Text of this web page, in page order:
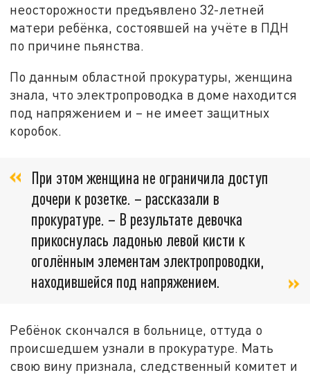
неосторожности предъявлено 32-летней
матери ребёнка, состоявшей на учёте в ПДН
по причине пьянства.
По данным областной прокуратуры, женщина
знала, что электропроводка в доме находится
под напряжением и – не имеет защитных
коробок.
При этом женщина не ограничила доступ
дочери к розетке. – рассказали в
прокуратуре. – В результате девочка
прикоснулась ладонью левой кисти к
оголённым элементам электропроводки,
находившейся под напряжением.
Ребёнок скончался в больнице, оттуда о
происшедшем узнали в прокуратуре. Мать
свою вину признала, следственный комитет и